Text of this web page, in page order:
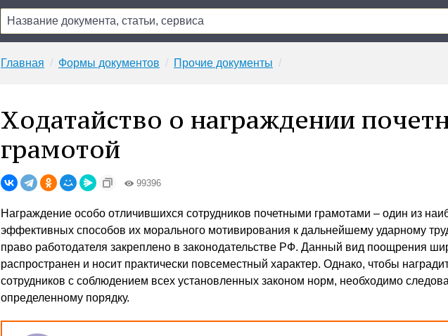
Главная Формы документов Прочие документы
Ходатайство о награждении
грамотой
99396
Награждение особо отличившихся сотрудников почетными грамотами – один из
эффективных способов их морального мотивирования к дальнейшему ударному
право работодателя закреплено в законодательстве РФ. Данный вид поощрения
распространен и носит практически повсеместный характер. Однако, чтобы
сотрудников с соблюдением всех установленных законом норм, необходимо
определенному порядку.